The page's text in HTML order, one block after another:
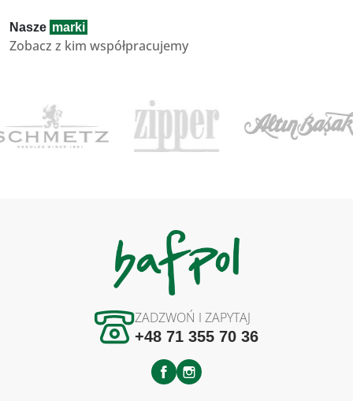
Nasze marki
Zobacz z kim współpracujemy
ZADZWOŃ I ZAPYTAJ
+48 71 355 70 36
Facebook
Instagram